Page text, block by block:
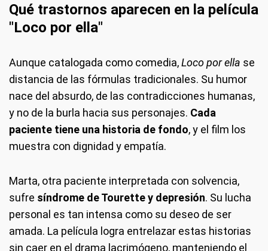
Qué trastornos aparecen en la película
"Loco por ella"
Aunque catalogada como comedia,Loco por ella se
distancia de las fórmulas tradicionales. Su humor
nace del absurdo, de las contradicciones humanas,
y no de la burla hacia sus personajes. Cada
paciente tiene una historia de fondo, y el film los
muestra con dignidad y empatía.
Marta, otra paciente interpretada con solvencia,
sufre síndrome de Tourette y depresión. Su lucha
personal es tan intensa como su deseo de ser
amada. La película logra entrelazar estas historias
sin caer en el drama lacrimógeno, manteniendo el